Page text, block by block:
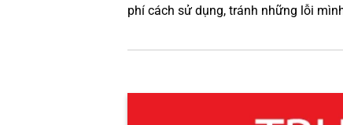
phí cách sử dụng, tránh những lỗi